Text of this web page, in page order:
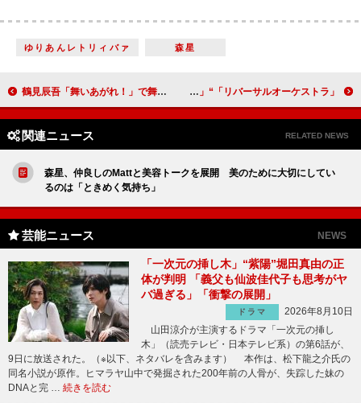
ゆりあんレトリィバァ 森星
鶴見辰吾「舞いあがれ！」で舞の父親・浩太の元同僚役 「本当に克典さんのお嬢さんに接しているような感覚」 「リバーサルオーケストラ」“朝陽”田中圭と“初音”門脇麦がオケ再建へ 「田中圭の笑顔の『よろしく！』は反則」
関連ニュース RELATED NEWS
森星、仲良しのMattと美容トークを展開 美のために大切にしてい
るのは「ときめく気持ち」
芸能ニュース NEWS
「一次元の挿し木」“紫陽”堀田真由の正
体が判明 「義父も仙波佳代子も思考がヤ
バ過ぎる」「衝撃の展開」
ドラマ
2026年8月10日
山田涼介が主演するドラマ「一次元の挿し
木」（読売テレビ・日本テレビ系）の第6話が、
9日に放送された。（※以下、ネタバレを含みます） 本作は、松下龍之介氏の
同名小説が原作。ヒマラヤ山中で発掘された200年前の人骨が、失踪した妹の
DNAと完 … 続きを読む